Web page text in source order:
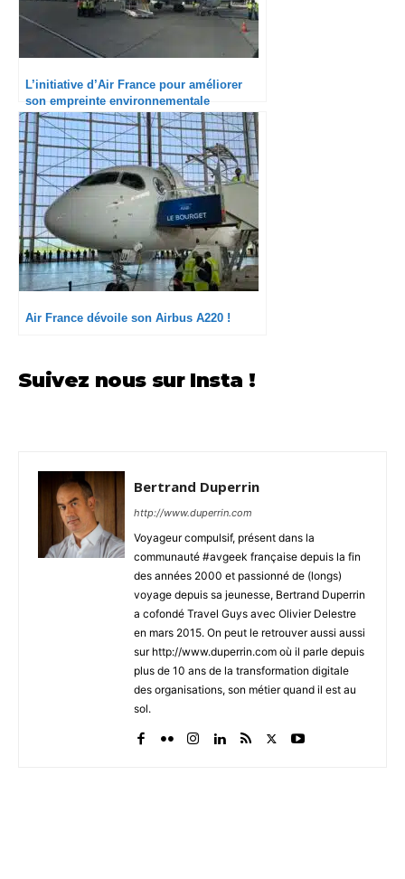
L’initiative d’Air France pour améliorer
son empreinte environnementale
Air France dévoile son Airbus A220 !
Suivez nous sur Insta !
Bertrand Duperrin
http://www.duperrin.com
Voyageur compulsif, présent dans la
communauté #avgeek française depuis la fin
des années 2000 et passionné de (longs)
voyage depuis sa jeunesse, Bertrand Duperrin
a cofondé Travel Guys avec Olivier Delestre
en mars 2015. On peut le retrouver aussi aussi
sur http://www.duperrin.com où il parle depuis
plus de 10 ans de la transformation digitale
des organisations, son métier quand il est au
sol.